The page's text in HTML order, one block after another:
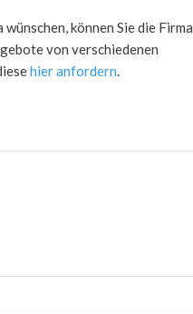
können Sie die Firma
von verschiedenen
hier anfordern.